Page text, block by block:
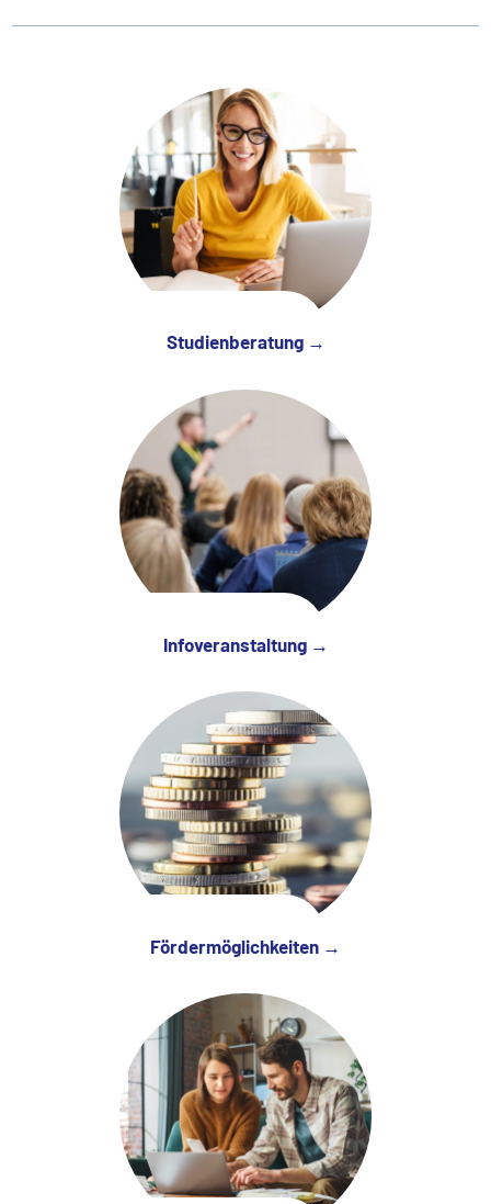
Studienberatung →
Infoveranstaltung →
Fördermöglichkeiten →